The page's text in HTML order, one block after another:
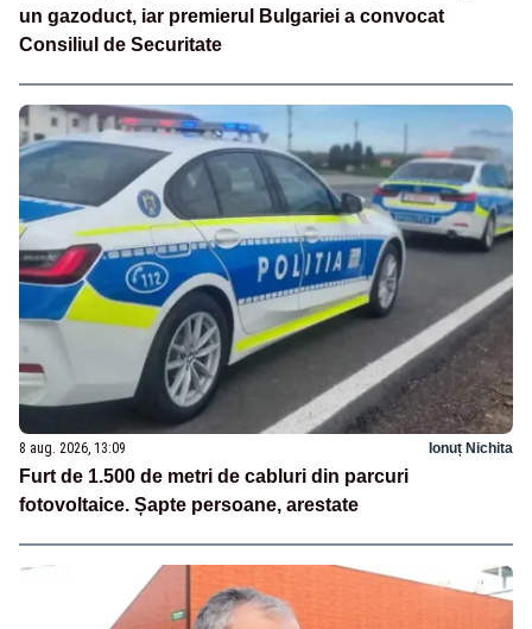
un gazoduct, iar premierul Bulgariei a convocat
Consiliul de Securitate
8 aug. 2026, 13:09 Ionuț Nichita
Furt de 1.500 de metri de cabluri din parcuri
fotovoltaice. Șapte persoane, arestate